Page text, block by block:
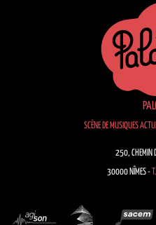
SCÈNE DE MUSIQUES
250, CHEMIN
30000 NÎMES -